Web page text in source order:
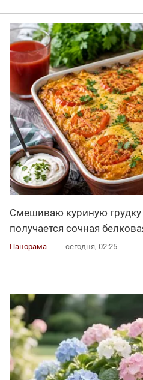
Смешиваю куриную
получается сочная
Панорама сегодня, 02:25